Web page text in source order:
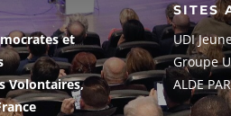
et
Volontaires,
SITES
UDI
Groupe
ALDE